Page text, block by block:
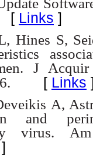
Links ]
Hines S,
J
[ Links
A,
and
virus.
]